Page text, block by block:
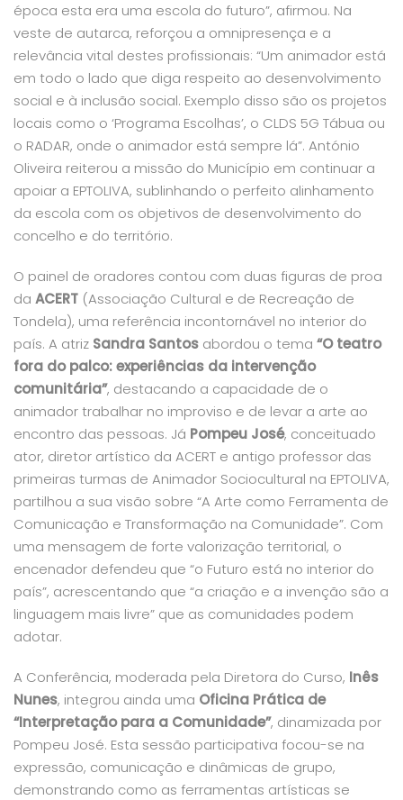
época esta era uma escola do futuro”, afirmou. Na
veste de autarca, reforçou a omnipresença e a
relevância vital destes profissionais: “Um animador está
em todo o lado que diga respeito ao desenvolvimento
social e à inclusão social. Exemplo disso são os projetos
locais como o ‘Programa Escolhas’, o CLDS 5G Tábua ou
o RADAR, onde o animador está sempre lá”. António
Oliveira reiterou a missão do Município em continuar a
apoiar a EPTOLIVA, sublinhando o perfeito alinhamento
da escola com os objetivos de desenvolvimento do
concelho e do território.
O painel de oradores contou com duas figuras de proa
da ACERT (Associação Cultural e de Recreação de
Tondela), uma referência incontornável no interior do
país. A atriz Sandra Santos abordou o tema “O teatro
fora do palco:experiências da intervenção
comunitária”, destacando a capacidade de o
animador trabalhar no improviso e de levar a arte ao
encontro das pessoas. Já Pompeu José, conceituado
ator, diretor artístico da ACERT e antigo professor das
primeiras turmas de Animador Sociocultural na EPTOLIVA,
partilhou a sua visão sobre “A Arte como Ferramenta de
Comunicação e Transformação na Comunidade”. Com
uma mensagem de forte valorização territorial, o
encenador defendeu que “o Futuro está no interior do
país”, acrescentando que “a criação e a invenção são a
linguagem mais livre” que as comunidades podem
adotar.
A Conferência, moderada pela Diretora do Curso, Inês
Nunes, integrou ainda uma Oficina Prática de
“Interpretação para a Comunidade”, dinamizada por
Pompeu José. Esta sessão participativa focou-se na
expressão, comunicação e dinâmicas de grupo,
demonstrando como as ferramentas artísticas se